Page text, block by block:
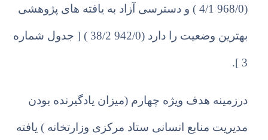
(968/0 4/1 ) و دسترسی آزاد به یافته های پژوهشی
بهترین وضعیت را دارد (942/0 38/2 ) [ جدول شماره
3 ].
درزمینه هدف ویژه چهارم (میزان یادگیرنده بودن
مدیریت منابع انسانی ستاد مرکزی وزارتخانه ) یافته